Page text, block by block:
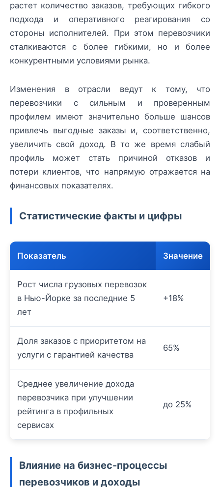
растет количество заказов, требующих гибкого
подхода и оперативного реагирования со
стороны исполнителей. При этом перевозчики
сталкиваются с более гибкими, но и более
конкурентными условиями рынка.
Изменения в отрасли ведут к тому, что
перевозчики с сильным и проверенным
профилем имеют значительно больше шансов
привлечь выгодные заказы и, соответственно,
увеличить свой доход. В то же время слабый
профиль может стать причиной отказов и
потери клиентов, что напрямую отражается на
финансовых показателях.
Статистические факты и цифры
Показатель Значение
Рост числа грузовых перевозок
в Нью-Йорке за последние 5
лет
+18%
Доля заказов с приоритетом на
услуги с гарантией качества
65%
Среднее увеличение дохода
перевозчика при улучшении
рейтинга в профильных
сервисах
до 25%
Влияние на бизнес-процессы
перевозчиков и доходы